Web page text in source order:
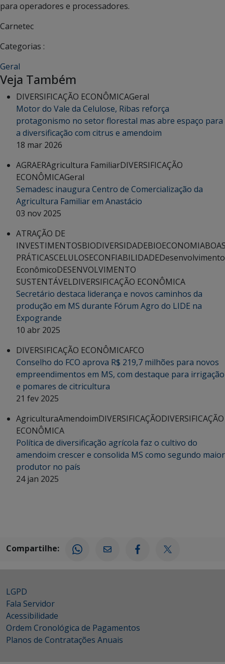
para operadores e processadores.
Carnetec
Categorias :
Geral
Veja Também
DIVERSIFICAÇÃO ECONÔMICAGeral
Motor do Vale da Celulose, Ribas reforça
protagonismo no setor florestal mas abre espaço para
a diversificação com citrus e amendoim
18 mar 2026
AGRAERAgricultura FamiliarDIVERSIFICAÇÃO
ECONÔMICAGeral
Semadesc inaugura Centro de Comercialização da
Agricultura Familiar em Anastácio
03 nov 2025
ATRAÇÃO DE
INVESTIMENTOSBIODIVERSIDADEBIOECONOMIA
PRÁTICASCELULOSECONFIABILIDADEDesenvolvimento
EconômicoDESENVOLVIMENTO
SUSTENTÁVELDIVERSIFICAÇÃO ECONÔMICA
Secretário destaca liderança e novos caminhos da
produção em MS durante Fórum Agro do LIDE na
Expogrande
10 abr 2025
DIVERSIFICAÇÃO ECONÔMICAFCO
Conselho do FCO aprova R$ 219,7 milhões para novos
empreendimentos em MS, com destaque para irrigação
e pomares de citricultura
21 fev 2025
AgriculturaAmendoimDIVERSIFICAÇÃODIVERSIFICAÇÃO
ECONÔMICA
Política de diversificação agrícola faz o cultivo do
amendoim crescer e consolida MS como segundo maior
produtor no país
24 jan 2025
Compartilhe:
LGPD
Fala Servidor
Acessibilidade
Ordem Cronológica de Pagamentos
Planos de Contratações Anuais